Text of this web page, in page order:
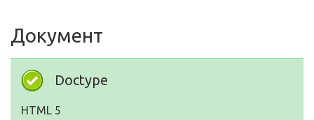
Документ
Doctype
HTML 5